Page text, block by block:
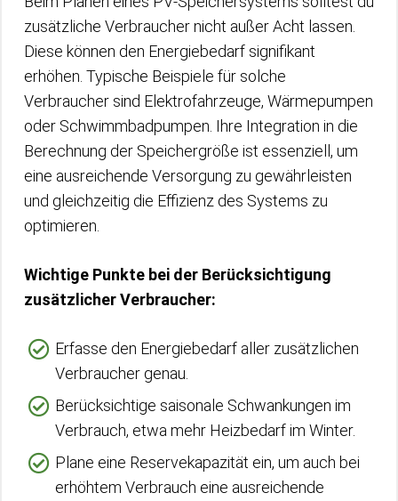
zusätzliche Verbraucher nicht außer Acht lassen.
Diese können den Energiebedarf signifikant
erhöhen. Typische Beispiele für solche
Verbraucher sind Elektrofahrzeuge, Wärmepumpen
oder Schwimmbadpumpen. Ihre Integration in die
Berechnung der Speichergröße ist essenziell, um
eine ausreichende Versorgung zu gewährleisten
und gleichzeitig die Effizienz des Systems zu
optimieren.
Wichtige Punkte bei der Berücksichtigung
zusätzlicher Verbraucher:
Erfasse den Energiebedarf aller zusätzlichen
Verbraucher genau.
Berücksichtige saisonale Schwankungen im
Verbrauch, etwa mehr Heizbedarf im Winter.
Plane eine Reservekapazität ein, um auch bei
erhöhtem Verbrauch eine ausreichende